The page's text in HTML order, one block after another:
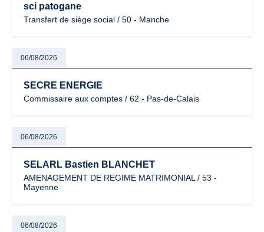
sci patogane
Transfert de siège social / 50 - Manche
06/08/2026
SECRE ENERGIE
Commissaire aux comptes / 62 - Pas-de-Calais
06/08/2026
SELARL Bastien BLANCHET
AMENAGEMENT DE REGIME MATRIMONIAL / 53 -
Mayenne
06/08/2026